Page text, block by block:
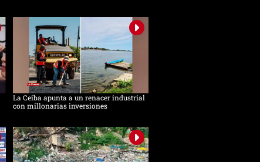
La Ceiba apunta a un renacer industrial
con millonarias inversiones